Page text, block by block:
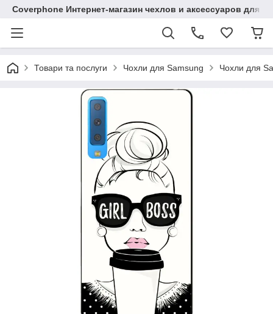
Coverphone Интернет-магазин чехлов и аксессуаров для
Товари та послуги Чохли для Samsung Чохли для